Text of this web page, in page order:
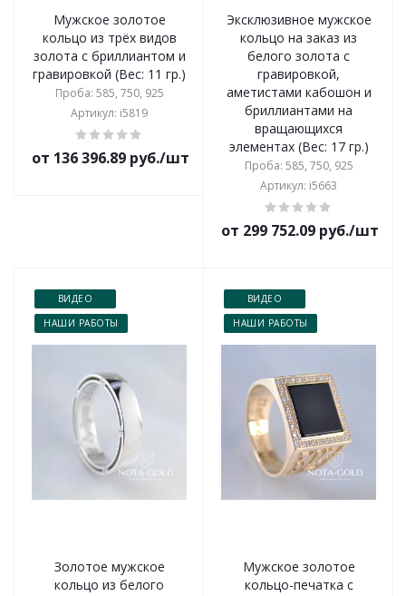
Мужское золотое
кольцо из трёх видов
золота с бриллиантом и
гравировкой (Вес: 11 гр.)
Проба: 585, 750, 925
Артикул: i5819
от 136 396.89 руб./шт
Эксклюзивное мужское
кольцо на заказ из
белого золота с
гравировкой,
аметистами кабошон и
бриллиантами на
вращающихся
элементах (Вес: 17 гр.)
Проба: 585, 750, 925
Артикул: i5663
от 299 752.09 руб./шт
ВИДЕО
НАШИ РАБОТЫ
Золотое мужское
кольцо из белого
ВИДЕО
НАШИ РАБОТЫ
Мужское золотое
кольцо-печатка с